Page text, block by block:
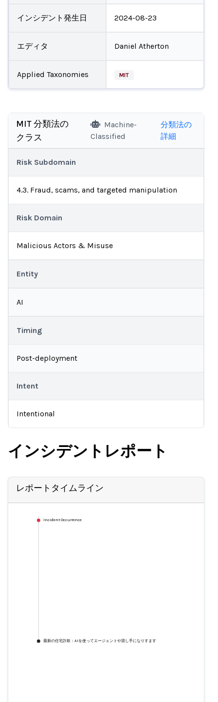
インシデント発生日 2024-08-23
エディタ Daniel Atherton
Applied Taxonomies MIT
MIT 分類法の
クラス
Machine-
Classified
分類法の
詳細
Risk Subdomain
4.3. Fraud, scams, and targeted manipulation
Risk Domain
Malicious Actors & Misuse
Entity
AI
Timing
Post-deployment
Intent
Intentional
インシデントレポート
レポートタイムライン
Incident Occurrence
最新の住宅詐欺：AIを使ってエージェントや貸し手になりすます